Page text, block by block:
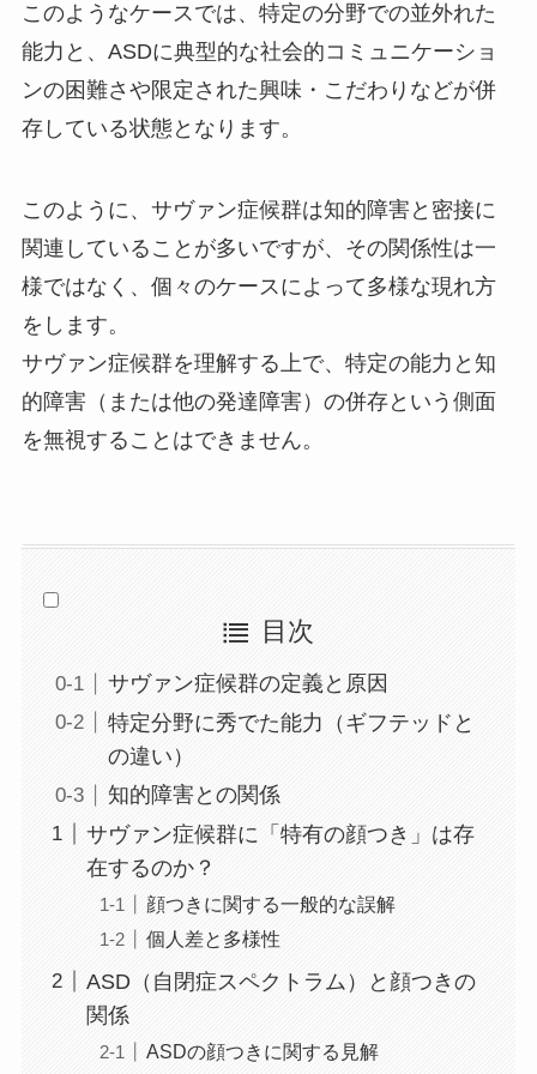
このようなケースでは、特定の分野での並外れた
能力と、ASDに典型的な社会的コミュニケーショ
ンの困難さや限定された興味・こだわりなどが併
存している状態となります。
このように、サヴァン症候群は知的障害と密接に
関連していることが多いですが、その関係性は一
様ではなく、個々のケースによって多様な現れ方
をします。
サヴァン症候群を理解する上で、特定の能力と知
的障害（または他の発達障害）の併存という側面
を無視することはできません。
目次
サヴァン症候群の定義と原因
特定分野に秀でた能力（ギフテッドと
の違い）
知的障害との関係
サヴァン症候群に「特有の顔つき」は存
在するのか？
顔つきに関する一般的な誤解
個人差と多様性
ASD（自閉症スペクトラム）と顔つきの
関係
ASDの顔つきに関する見解